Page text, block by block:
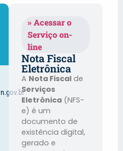
» Acessar o
Serviço on-
line
Nota Fiscal
Eletrônica
A Nota Fiscal de
Serviços
Eletrônica (NFS-
e) é um
documento de
existência digital,
gerado e